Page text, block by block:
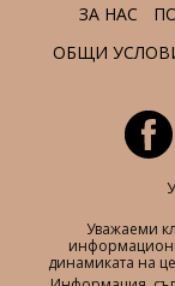
ЗА НАС
ОБЩИ
Уважаеми
динамиката на